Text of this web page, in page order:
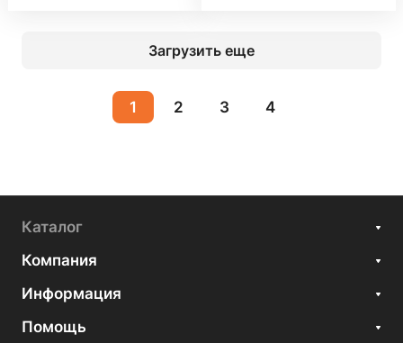
Загрузить еще
1 2 3 4
Каталог
Компания
Информация
Помощь